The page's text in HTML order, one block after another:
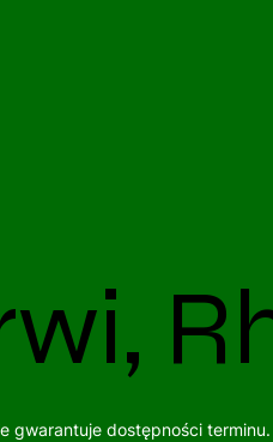
gwarantuje dostępności terminu.